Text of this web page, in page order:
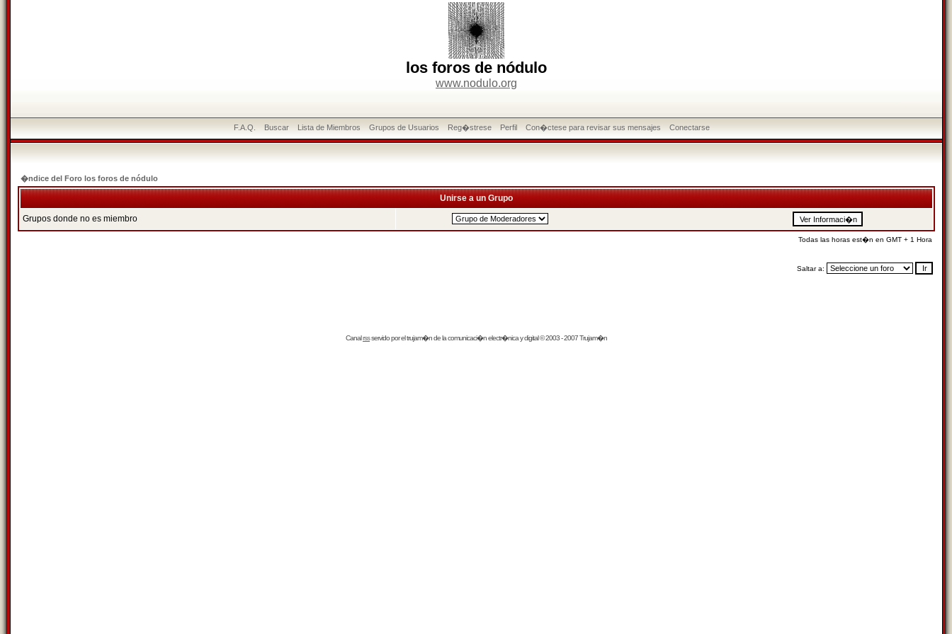
los foros de nódulo
www.nodulo.org
F.A.Q. Buscar Lista de Miembros Grupos de Usuarios Reg�strese Perfil Con�ctese para revisar sus mensajes Conectarse
�ndice del Foro los foros de nódulo
Unirse a un Grupo
Grupos donde no es miembro
Todas las horas est�n en GMT + 1 Hora
Saltar a:
Canalrssservido por eltrujam�nde la comunicaci�n electr�nica y digital © 2003 - 2007 Trujam�n